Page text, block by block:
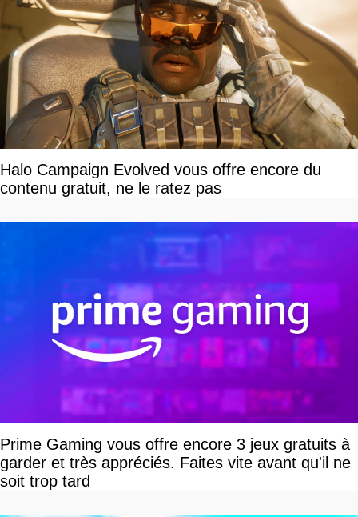
Halo Campaign Evolved vous offre encore du
contenu gratuit, ne le ratez pas
Prime Gaming vous offre encore 3 jeux gratuits à
garder et très appréciés. Faites vite avant qu'il ne
soit trop tard